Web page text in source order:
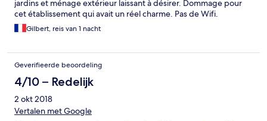
jardins et ménage extérieur laissant à désirer. Dommage pour
cet établissement qui avait un réel charme. Pas de Wifi.
Gilbert, reis van 1 nacht
Geverifieerde beoordeling
4/10 – Redelijk
2 okt 2018
Vertalen met Google